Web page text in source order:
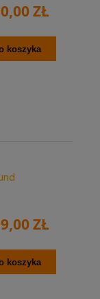
ZŁ
koszyka
ZŁ
koszyka